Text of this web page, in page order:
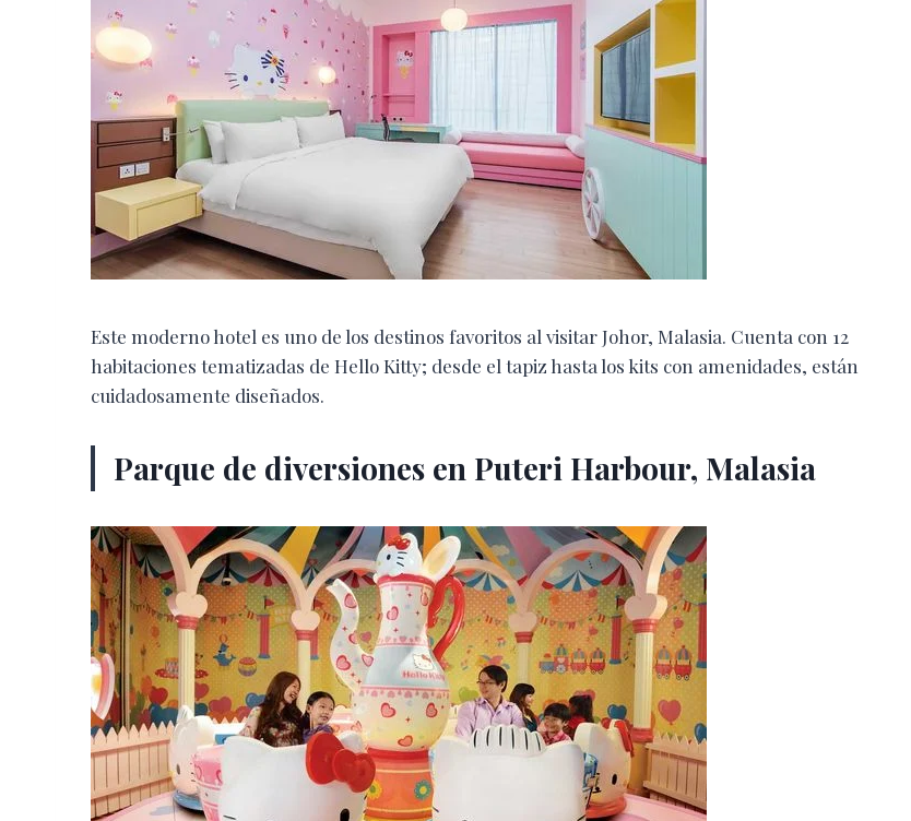
Este moderno hotel es uno de los destinos favoritos al visitar Johor, Malasia. Cuenta con 12
habitaciones tematizadas de Hello Kitty; desde el tapiz hasta los kits con amenidades, están
cuidadosamente diseñados.
Parque de diversiones en Puteri Harbour, Malasia